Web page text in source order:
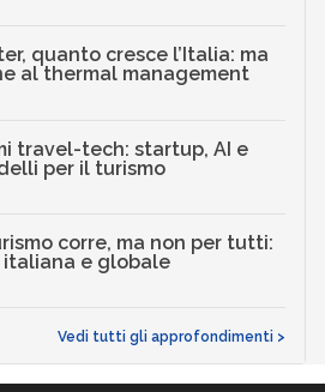
quanto cresce l’Italia: ma
al thermal management
travel-tech: startup, AI e
per il turismo
corre, ma non per tutti:
italiana e globale
Vedi tutti gli approfondimenti >